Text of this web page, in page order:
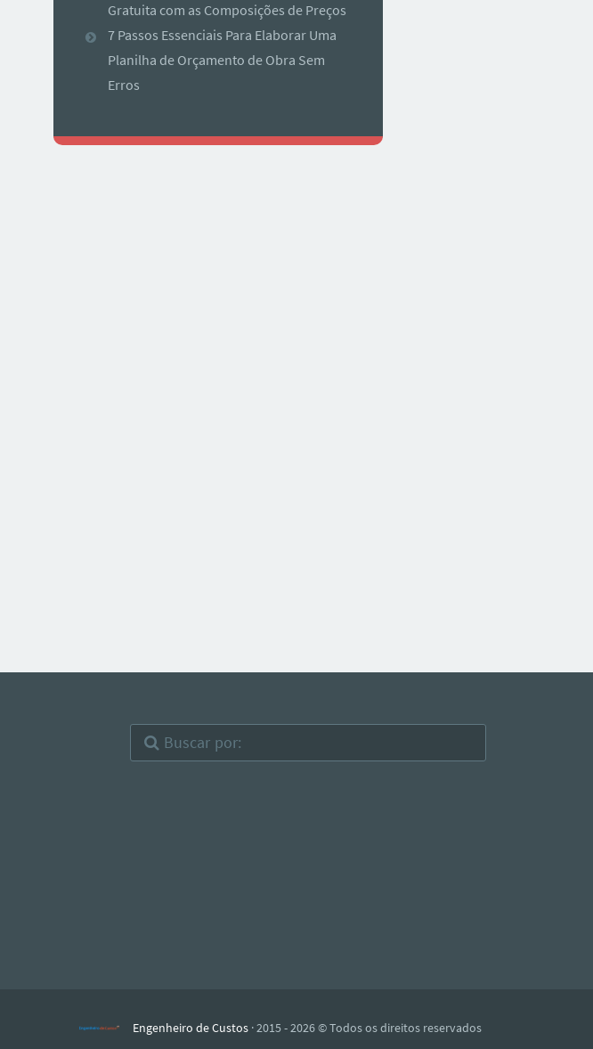
Gratuita com as Composições de Preços
7 Passos Essenciais Para Elaborar Uma
Planilha de Orçamento de Obra Sem
Erros
Engenheiro de Custos· 2015 - 2026 © Todos os direitos reservados